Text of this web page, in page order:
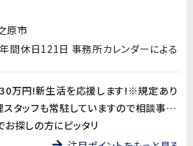
原市
間休日121日 事務所カレンダーによる
万円!新生活を応援します!※規定あり
未経験歓迎!弊社管理スタッフも常駐していますので相談事もし易い環境です
探しの方にピッタリ